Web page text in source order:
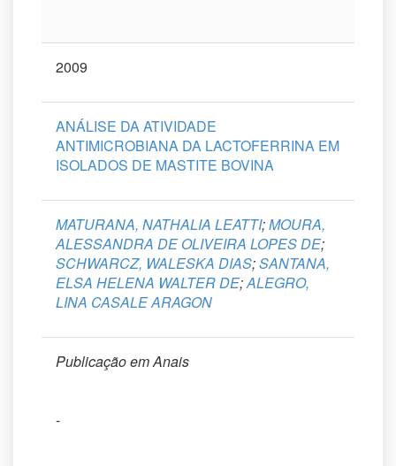
2009
ANÁLISE DA ATIVIDADE
ANTIMICROBIANA DA LACTOFERRINA EM
ISOLADOS DE MASTITE BOVINA
MATURANA, NATHALIA LEATTI;MOURA,
ALESSANDRA DE OLIVEIRA LOPES DE;
SCHWARCZ, WALESKA DIAS;SANTANA,
ELSA HELENA WALTER DE;ALEGRO,
LINA CASALE ARAGON
Publicação em Anais
-